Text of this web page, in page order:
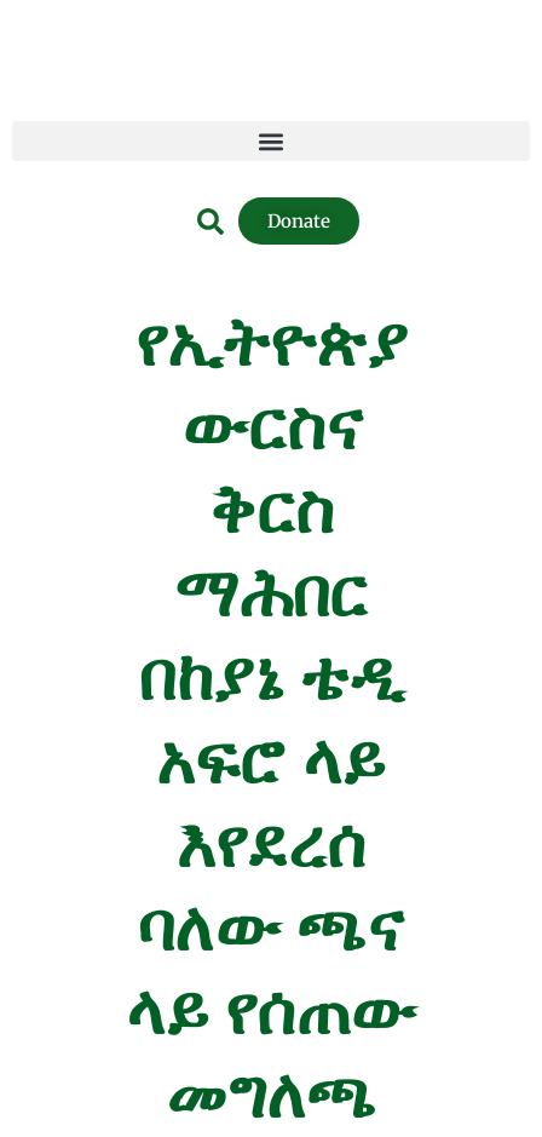
Donate
የኢትዮጵያ
ውርስና
ቅርስ
ማሕበር
በከያኔ ቴዲ
አፍሮ ላይ
እየደረሰ
ባለው ጫና
ላይ የሰጠው
መግለጫ